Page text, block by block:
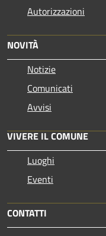
Autorizzazioni
NOVITÀ
Notizie
Comunicati
Avvisi
VIVERE IL COMUNE
Luoghi
Eventi
CONTATTI